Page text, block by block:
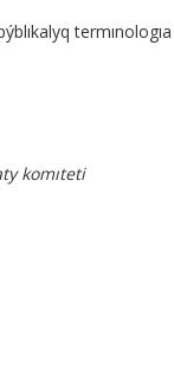
termınologıa
komıteti